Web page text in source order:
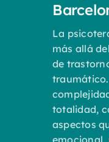
La
más allá
de
totalidad,
aspectos